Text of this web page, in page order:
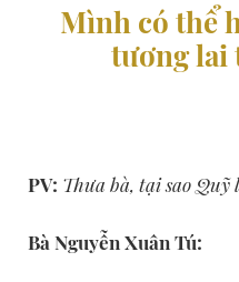
Mình có thể
tương lai
PV: Thưa bà, tại sao Quỹ
Bà Nguyễn Xuân Tú: